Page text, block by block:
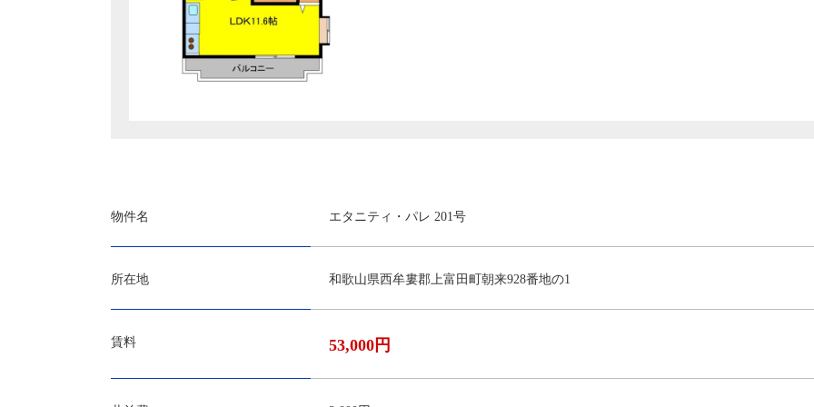
物件名 エタニティ・パレ 201号
所在地 和歌山県西牟婁郡上富田町朝来928番地の1
賃料 53,000円